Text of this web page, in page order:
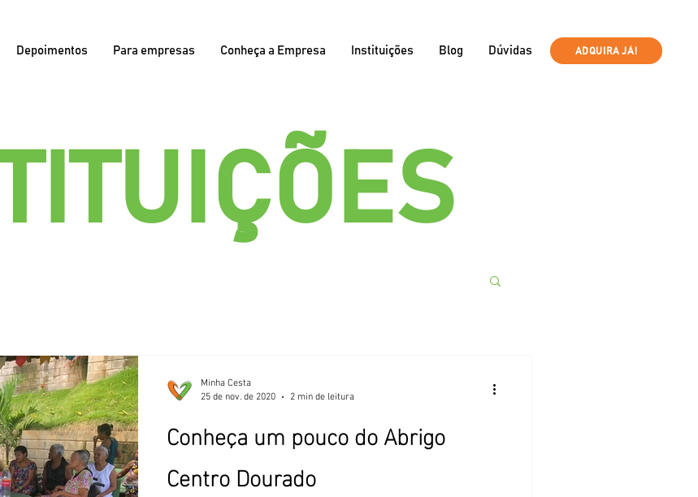
Depoimentos Para empresas Conheça a Empresa Instituições Blog Dúvidas ADQUIRA JÁ!
Conheça um pouco do Abrigo
Centro Dourado
Minha Cesta
25 de nov. de 2020
2 min de leitura